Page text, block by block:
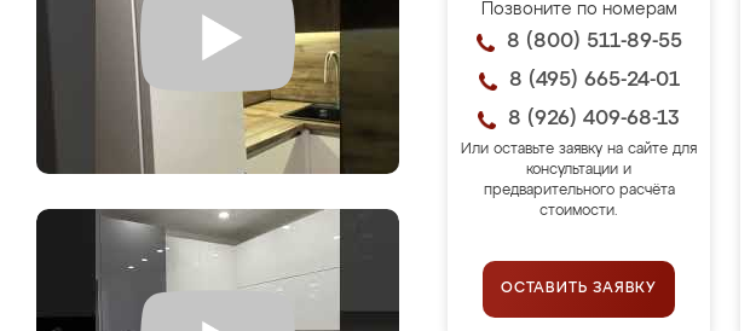
Позвоните по номерам
8 (800) 511-89-55
8 (495) 665-24-01
8 (926) 409-68-13
Или оставьте заявку на сайте для
консультации и
предварительного расчёта
стоимости.
ОСТАВИТЬ ЗАЯВКУ